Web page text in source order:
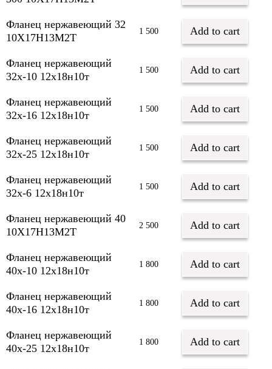
Фланец нержавеющий 32
10Х17Н13М2Т
1 500 Add to cart
Фланец нержавеющий
32х-10 12х18н10т
1 500 Add to cart
Фланец нержавеющий
32х-16 12х18н10т
1 500 Add to cart
Фланец нержавеющий
32х-25 12х18н10т
1 500 Add to cart
Фланец нержавеющий
32х-6 12х18н10т
1 500 Add to cart
Фланец нержавеющий 40
10Х17Н13М2Т
2 500 Add to cart
Фланец нержавеющий
40х-10 12х18н10т
1 800 Add to cart
Фланец нержавеющий
40х-16 12х18н10т
1 800 Add to cart
Фланец нержавеющий
40х-25 12х18н10т
1 800 Add to cart